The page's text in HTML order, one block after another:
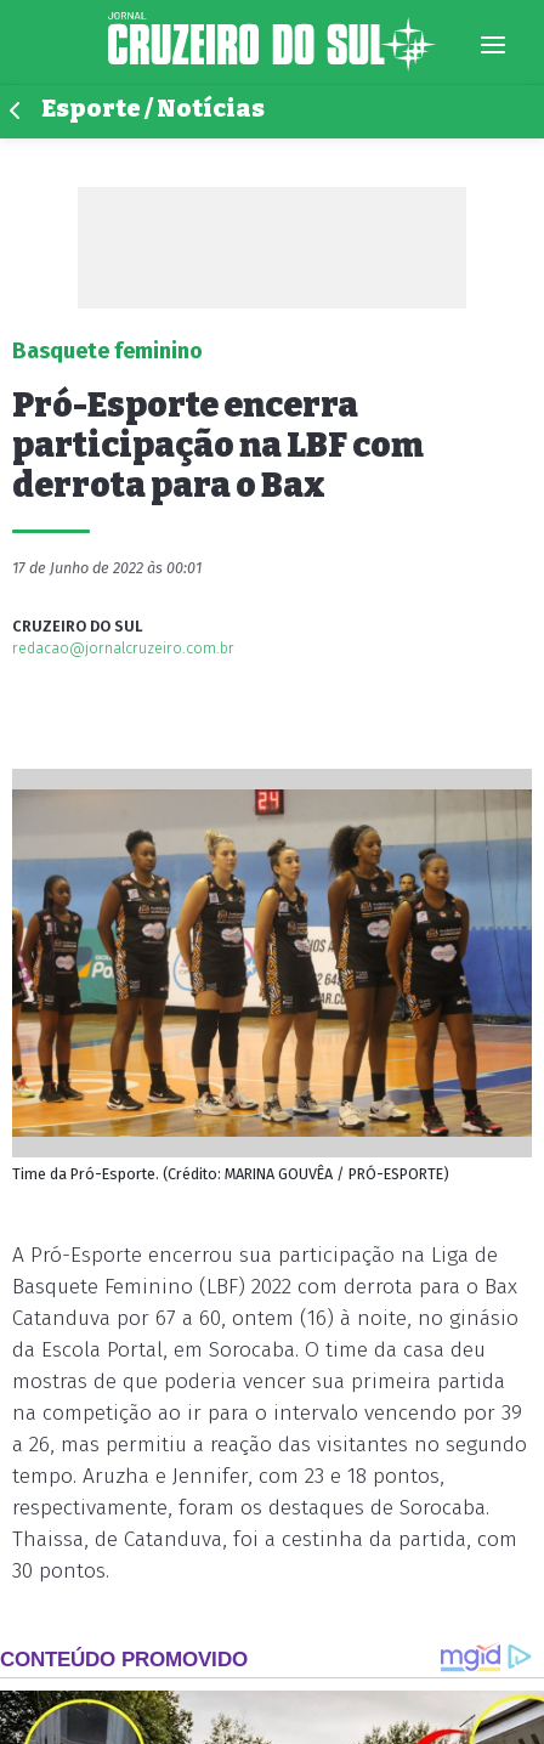
Esporte / Notícias
Basquete feminino
Pró-Esporte encerra
participação na LBF com
derrota para o Bax
17 de Junho de 2022 às 00:01
CRUZEIRO DO SUL
redacao@jornalcruzeiro.com.br
Time da Pró-Esporte. (Crédito: MARINA GOUVÊA / PRÓ-ESPORTE)
A Pró-Esporte encerrou sua participação na Liga de
Basquete Feminino (LBF) 2022 com derrota para o Bax
Catanduva por 67 a 60, ontem (16) à noite, no ginásio
da Escola Portal, em Sorocaba. O time da casa deu
mostras de que poderia vencer sua primeira partida
na competição ao ir para o intervalo vencendo por 39
a 26, mas permitiu a reação das visitantes no segundo
tempo. Aruzha e Jennifer, com 23 e 18 pontos,
respectivamente, foram os destaques de Sorocaba.
Thaissa, de Catanduva, foi a cestinha da partida, com
30 pontos.